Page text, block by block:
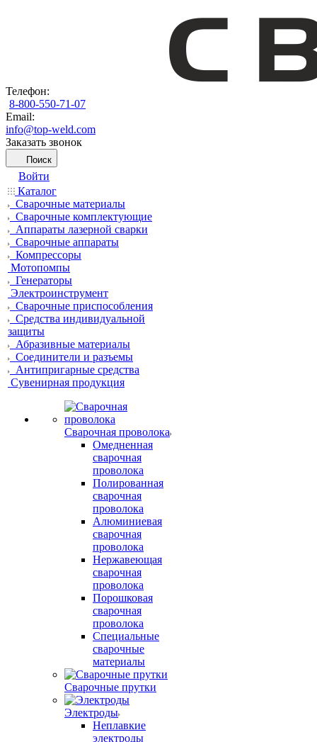
Телефон:
8-800-550-71-07
Email:
info@top-weld.com
Заказать звонок
Поиск
Войти
Каталог
Сварочные материалы
Сварочные комплектующие
Аппараты лазерной сварки
Сварочные аппараты
Компрессоры
Мотопомпы
Генераторы
Электроинструмент
Сварочные приспособления
Средства индивидуальной
защиты
Абразивные материалы
Соединители и разъемы
Антипригарные средства
Сувенирная продукция
Сварочная проволока
Омедненная
сварочная
проволока
Полированная
сварочная
проволока
Алюминиевая
сварочная
проволока
Нержавеющая
сварочная
проволока
Порошковая
сварочная
проволока
Специальные
сварочные
материалы
Сварочные прутки
Электроды
Неплавкие
электроды